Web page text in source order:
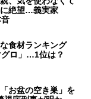
絶望…義実家
な食材ランキング
ロ」…1位は？
お盆の空き巣」を